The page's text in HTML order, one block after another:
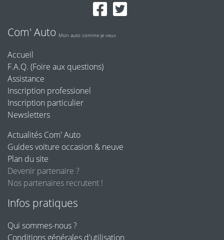
Com' Auto Mon auto comme je veux
Accueil
F.A.Q. (Foire aux questions)
Assistance
Inscription professionel
Inscription particulier
Newsletters
Actualités Com' Auto
Guides voiture occasion & neuve
Plan du site
Devenir partenaire ?
Nos partenaires recrutent !
Infos pratiques
Qui sommes-nous ?
Conditions générales d'utilisation